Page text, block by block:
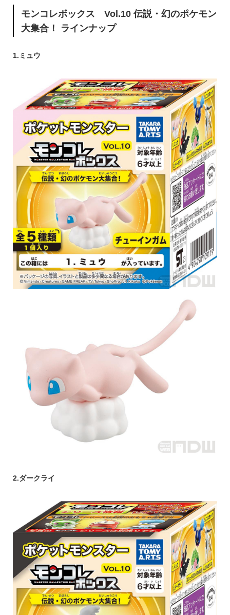
モンコレボックス Vol.10 伝説・幻のポケモン
大集合！ ラインナップ
1.ミュウ
2.ダークライ